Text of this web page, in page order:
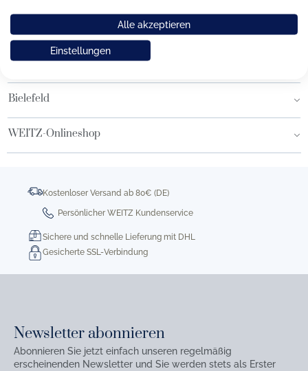
Hamburg am Neuen Wall
Hamburg AEZ
Bielefeld
WEITZ-Onlineshop
Kostenloser Versand ab 80€ (DE)
Persönlicher WEITZ Kundenservice
Sichere und schnelle Lieferung mit DHL
Gesicherte SSL-Verbindung
Newsletter abonnieren
Abonnieren Sie jetzt einfach unseren regelmäßig
erscheinenden Newsletter und Sie werden stets als Erster
Alle akzeptieren
Einstellungen